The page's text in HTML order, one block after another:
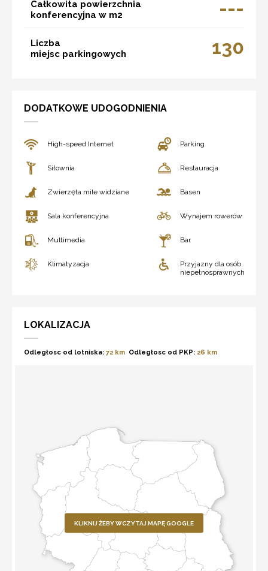
Całkowita powierzchnia
konferencyjna w m2
---
Liczba
miejsc parkingowych
130
DODATKOWE UDOGODNIENIA
High-speed Internet Parking
Siłownia Restauracja
Zwierzęta mile widziane Basen
Sala konferencyjna Wynajem rowerów
Multimedia Bar
Klimatyzacja
Przyjazny dla osób
niepełnosprawnych
LOKALIZACJA
Odległosc od lotniska: 72 km Odległosc od PKP: 26 km
KLIKNIJ ŻEBY WCZYTAJ MAPĘ GOOGLE